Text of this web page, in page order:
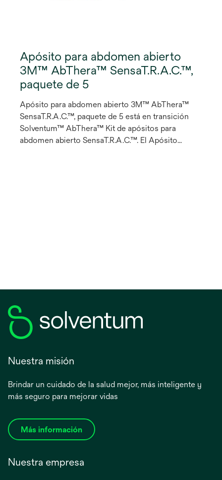
Apósito para abdomen abierto
3M™ AbThera™ SensaT.R.A.C.™,
paquete de 5
Apósito para abdomen abierto 3M™ AbThera™
SensaT.R.A.C.™, paquete de 5 está en transición
Solventum™ AbThera™ Kit de apósitos para
abdomen abierto SensaT.R.A.C.™. El Apósito
Nuestra misión
Brindar un cuidado de la salud mejor, más inteligente y
más seguro para mejorar vidas
Más información
Nuestra empresa